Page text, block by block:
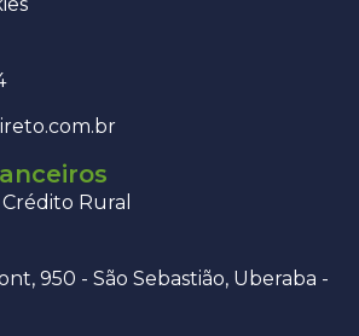
Rural
950 - São Sebastião, Uberaba -